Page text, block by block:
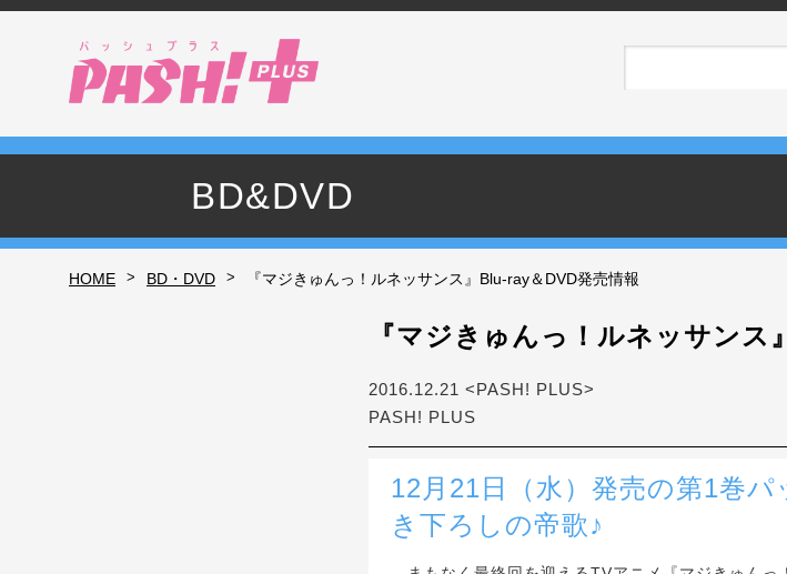
BD&DVD
HOME > BD・DVD > 『マジきゅんっ！ルネッサンス』Blu-ray＆DVD発売情報
『マジきゅんっ！ルネッサン
2016.12.21 <PASH! PLUS>
PASH! PLUS
12月21日（水）発売の第1巻
き下ろしの帝歌♪